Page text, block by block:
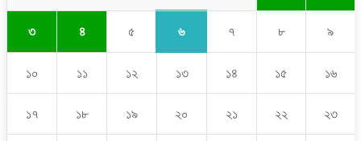
৩ ৪ ৫ ৬ ৭ ৮ ৯
১০ ১১ ১২ ১৩ ১৪ ১৫ ১৬
১৭ ১৮ ১৯ ২০ ২১ ২২ ২৩